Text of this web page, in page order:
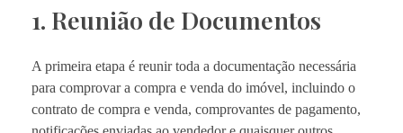
1. Reunião de Documentos
A primeira etapa é reunir toda a documentação necessária
para comprovar a compra e venda do imóvel, incluindo o
contrato de compra e venda, comprovantes de pagamento,